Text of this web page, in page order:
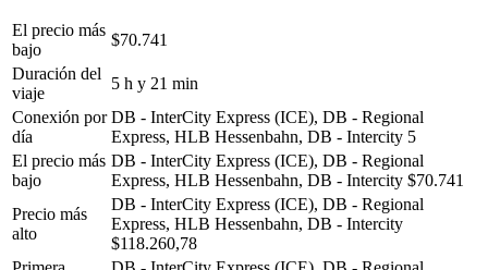
El precio más
bajo
$70.741
Duración del
viaje
5 h y 21 min
Conexión por
día
DB - InterCity Express (ICE), DB - Regional
Express, HLB Hessenbahn, DB - Intercity 5
El precio más
bajo
DB - InterCity Express (ICE), DB - Regional
Express, HLB Hessenbahn, DB - Intercity $70.741
Precio más
alto
DB - InterCity Express (ICE), DB - Regional
Express, HLB Hessenbahn, DB - Intercity
$118.260,78